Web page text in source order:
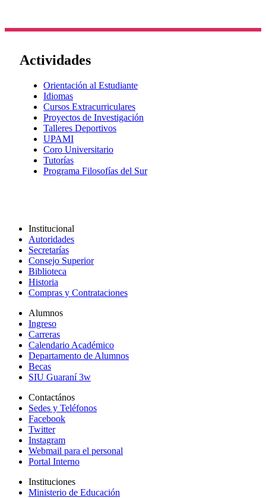
Actividades
Orientación al Estudiante
Idiomas
Cursos Extracurriculares
Proyectos de Investigación
Talleres Deportivos
UPAMI
Coro Universitario
Tutorías
Programa Filosofías del Sur
Institucional
Autoridades
Secretarías
Consejo Superior
Biblioteca
Historia
Compras y Contrataciones
Alumnos
Ingreso
Carreras
Calendario Académico
Departamento de Alumnos
Becas
SIU Guaraní 3w
Contactános
Sedes y Teléfonos
Facebook
Twitter
Instagram
Webmail para el personal
Portal Interno
Instituciones
Ministerio de Educación